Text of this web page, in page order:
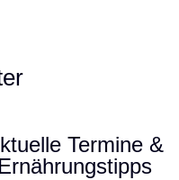
Termine &
Ernährungstipps